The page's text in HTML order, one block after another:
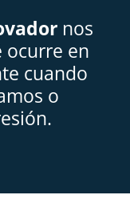
nos
ocurre en
cuando
o